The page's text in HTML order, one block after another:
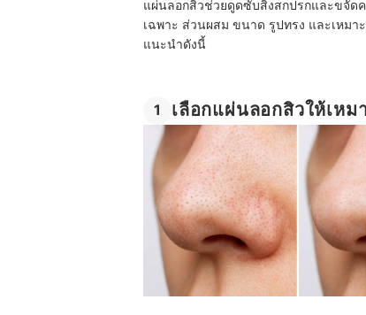
แผ่นลอกสิวช่วยดูดซับสิ่งสกปรกและขจัด
เฉพาะ ส่วนผสม ขนาด รูปทรง และเหมา
แนะนำดังนี้
1 เลือกแผ่นลอกสิวให้เห